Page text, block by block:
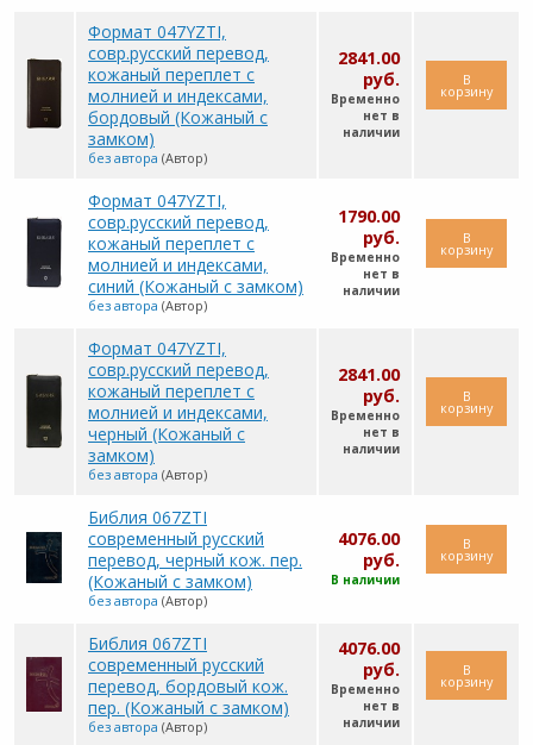
Формат 047YZTI,
совр.русский перевод,
кожаный переплет с
молнией и индексами,
бордовый (Кожаный с
замком)
без автора (Автор)
2841.00
руб.
Временно
нет в
наличии
В
корзину
Формат 047YZTI,
совр.русский перевод,
кожаный переплет с
молнией и индексами,
синий (Кожаный с замком)
без автора (Автор)
1790.00
руб.
Временно
нет в
наличии
В
корзину
Формат 047YZTI,
совр.русский перевод,
кожаный переплет с
молнией и индексами,
черный (Кожаный с
замком)
без автора (Автор)
2841.00
руб.
Временно
нет в
наличии
В
корзину
Библия 067ZTI
современный русский
перевод, черный кож. пер.
(Кожаный с замком)
без автора (Автор)
4076.00
руб.
В наличии
В
корзину
Библия 067ZTI
современный русский
перевод, бордовый кож.
пер. (Кожаный с замком)
без автора (Автор)
4076.00
руб.
Временно
нет в
наличии
В
корзину